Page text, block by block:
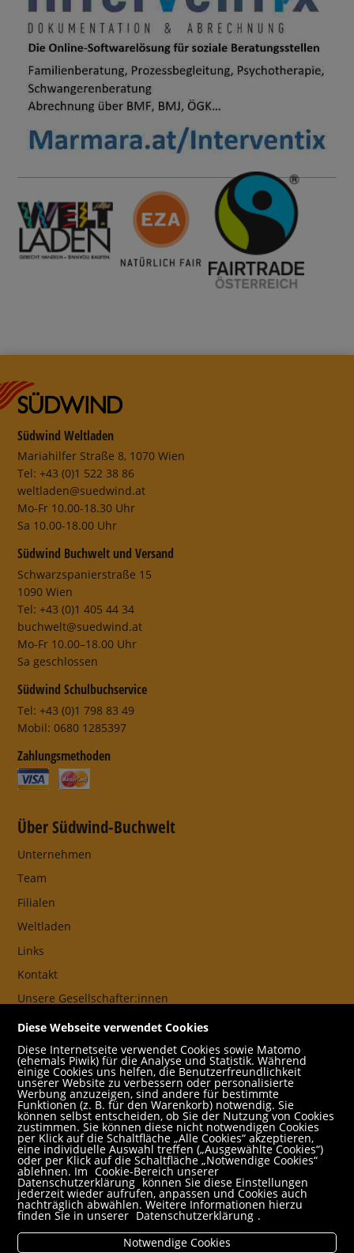
Südwind Weltladen
Mariahilfer Straße 8, 1070 Wien
Tel: +43 (0)1 522 38 86
weltladen@suedwind.at
Mo-Fr 10.00-18.30 Uhr
Sa 10.00-18.00 Uhr
Südwind Buchwelt und Versand
Schwarzspanierstraße 15
1090 Wien
Tel: +43 (0)1 405 44 34
buchwelt@suedwind.at
Mo-Fr 10.00–18.00 Uhr
Sa geschlossen
Südwind Schulbuchservice
Tel: +43 (0)1 798 83 49
Mobil: 0680 1285397
Zahlungsmethoden
Über Südwind-Buchwelt
Unternehmen
Team
Filialen
Weltladen
Links
Kontakt
Unsere Gesellschafter:innen
AGB
Impressum
Datenschutz- und Cookieerklärung
Freund:innen
Service
Jobs
Newsletter abonnieren
Schulbuchservice
Rund um den Einkauf
Versandbedingungen
Diese Webseite verwendet Cookies
Diese Internetseite verwendet Cookies sowie Matomo
(ehemals Piwik) für die Analyse und Statistik. Während
einige Cookies uns helfen, die Benutzerfreundlichkeit
unserer Website zu verbessern oder personalisierte
Werbung anzuzeigen, sind andere für bestimmte
Funktionen (z. B. für den Warenkorb) notwendig. Sie
können selbst entscheiden, ob Sie der Nutzung von Cookies
zustimmen. Sie können diese nicht notwendigen Cookies
per Klick auf die Schaltfläche „Alle Cookies“ akzeptieren,
eine individuelle Auswahl treffen („Ausgewählte Cookies“)
oder per Klick auf die Schaltfläche „Notwendige Cookies“
ablehnen. Im Cookie-Bereich unserer
Datenschutzerklärung können Sie diese Einstellungen
jederzeit wieder aufrufen, anpassen und Cookies auch
nachträglich abwählen. Weitere Informationen hierzu
finden Sie in unserer Datenschutzerklärung .
Notwendige Cookies